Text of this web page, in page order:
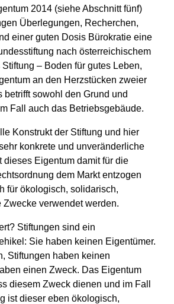
2014 (siehe Abschnitt fünf)
Überlegungen, Recherchen,
einer guten Dosis Bürokratie eine
nach österreichischem
– Boden für gutes Leben,
an den Herzstücken zweier
betrifft sowohl den Grund und
Fall auch das Betriebsgebäude.
Konstrukt der Stiftung und hier
konkrete und unveränderliche
dieses Eigentum damit für die
dem Markt entzogen
für ökologisch, solidarisch,
verwendet werden.
Stiftungen sind ein
Sie haben keinen Eigentümer.
Stiftungen haben keinen
einen Zweck. Das Eigentum
diesem Zweck dienen und im Fall
ist dieser eben ökologisch,